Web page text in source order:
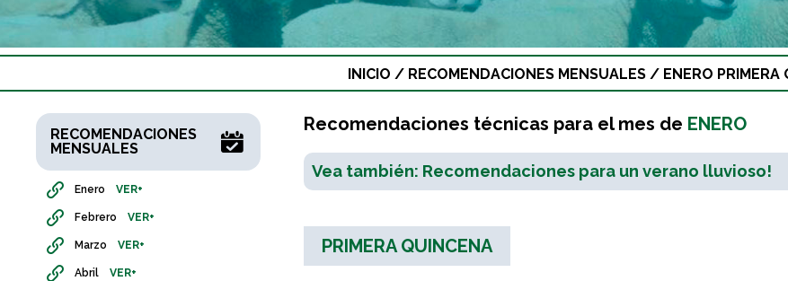
INICIO / RECOMENDACIONES MENSUALES / ENERO PRIMERA
RECOMENDACIONES
MENSUALES
Enero VER+
Febrero VER+
Marzo VER+
Abril VER+
Recomendaciones técnicas para el mes de ENERO
Vea también: Recomendaciones para un verano lluvioso!
PRIMERA QUINCENA